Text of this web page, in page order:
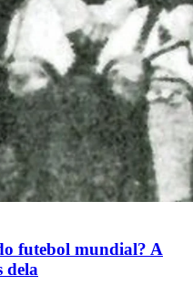
futebol mundial? A
dela